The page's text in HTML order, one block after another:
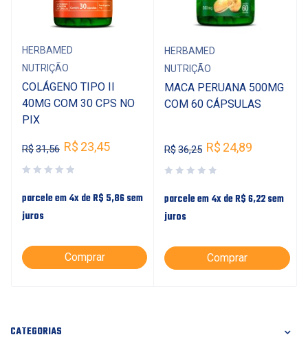
CATEGORIAS
HERBAMED
NUTRIÇÃO
COLÁGENO TIPO II
40MG COM 30 CPS NO
PIX
R$31,56 R$ 23,45
parcele em 4x deR$ 5,86sem
juros
Comprar
HERBAMED
NUTRIÇÃO
MACA PERUANA 500MG
COM 60 CÁPSULAS
R$36,25 R$ 24,89
parcele em 4x deR$6,22sem
juros
Comprar